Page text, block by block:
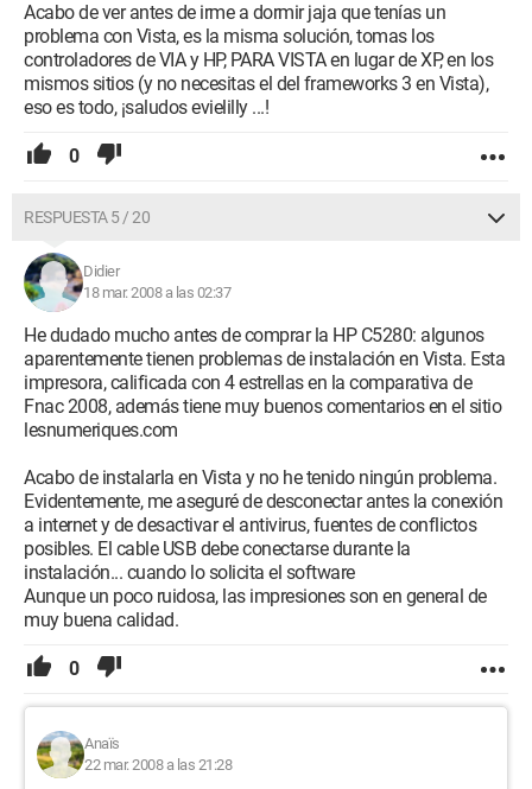
Acabo de ver antes de irme a dormir jaja que tenías un
problema con Vista, es la misma solución, tomas los
controladores de VIA y HP, PARA VISTA en lugar de XP, en los
mismos sitios (y no necesitas el del frameworks 3 en Vista),
eso es todo, ¡saludos evielilly ...!
0
RESPUESTA 5 / 20
Didier
18 mar. 2008 a las 02:37
He dudado mucho antes de comprar la HP C5280: algunos
aparentemente tienen problemas de instalación en Vista. Esta
impresora, calificada con 4 estrellas en la comparativa de
Fnac 2008, además tiene muy buenos comentarios en el sitio
lesnumeriques.com
Acabo de instalarla en Vista y no he tenido ningún problema.
Evidentemente, me aseguré de desconectar antes la conexión
a internet y de desactivar el antivirus, fuentes de conflictos
posibles. El cable USB debe conectarse durante la
instalación... cuando lo solicita el software
Aunque un poco ruidosa, las impresiones son en general de
muy buena calidad.
0
Anaïs
22 mar. 2008 a las 21:28